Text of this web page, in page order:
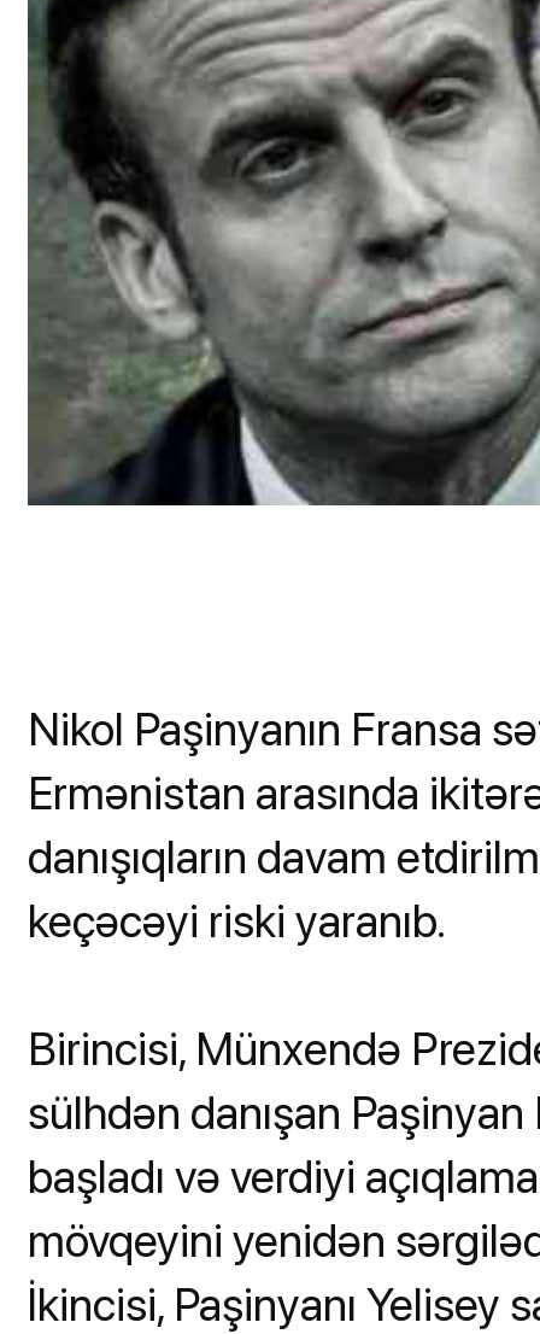
Nikol Paşinyanın Fransa
Ermənistan arasında
danışıqların davam
keçəcəyi riski yaranıb.
Birincisi, Münxendə
sülhdən danışan
başladı və verdiyi
mövqeyini yenidən
İkincisi, Paşinyanı Yelisey